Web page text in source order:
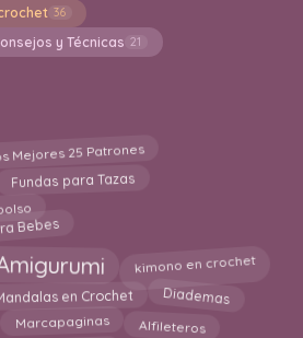
36
y Técnicas 21
Mejores 25 Patrones
Fundas para Tazas
Bebes
kimono en crochet
en Crochet Diademas
Marcapaginas Alfileteros